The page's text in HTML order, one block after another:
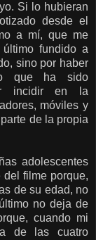
Si lo hubieran
desde el
a mí, que me
fundido a
sino por haber
que ha sido
incidir en la
móviles y
de la propia
adolescentes
filme porque,
de su edad, no
no deja de
cuando mi
de las cuatro